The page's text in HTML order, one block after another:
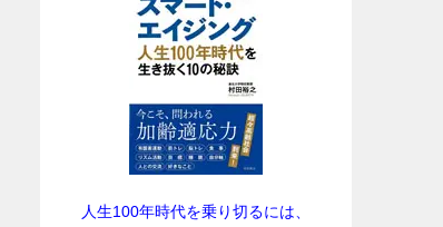
人生100年時代を乗り切るには、